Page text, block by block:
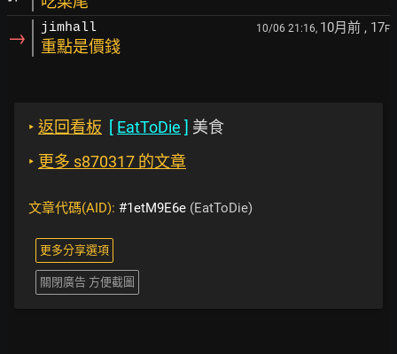
→ jimhall 10/06 21:16, 10月前 , 17F
重點是價錢
‣ 返回看板 [ EatToDie ] 美食
‣ 更多 s870317 的文章
文章代碼(AID): #1etM9E6e (EatToDie)
更多分享選項
關閉廣告 方便截圖